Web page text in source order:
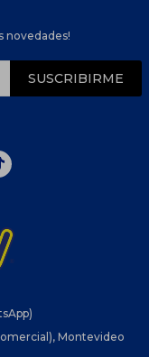
Montevideo
novedades!
SUSCRIBIRME